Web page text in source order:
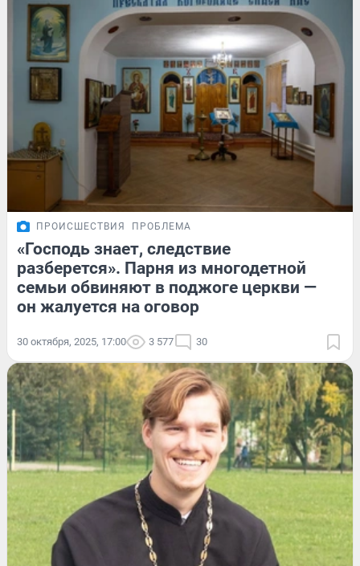
ПРОИСШЕСТВИЯ ПРОБЛЕМА
«Господь знает, следствие
разберется». Парня из многодетной
семьи обвиняют в поджоге церкви —
он жалуется на оговор
30 октября, 2025, 17:00 3 577 30